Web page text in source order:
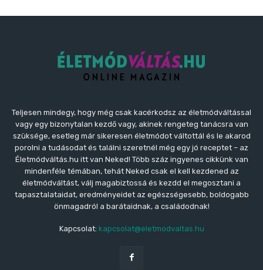
Teljesen mindegy, hogy még csak kacérkodsz az életmódváltással
vagy egy bizonytalan kezdő vagy, akinek rengeteg tanácsra van
szüksége, esetleg már sikeresen életmódot váltottál és le akarod
porolni a tudásodat és találni szeretnél még egy jó receptet – az
Életmódváltás.hu itt van Neked! Több száz ingyenes cikkünk van
mindenféle témában, tehát Neked csak el kell kezdened az
életmódváltást, válj magabiztossá és kezdd el megosztani a
tapasztalataidat, eredményeidet az egészségesebb, boldogabb
önmagadról a barátaidnak, a családodnak!
Kapcsolat: kapcsolat@eletmodvaltas.hu